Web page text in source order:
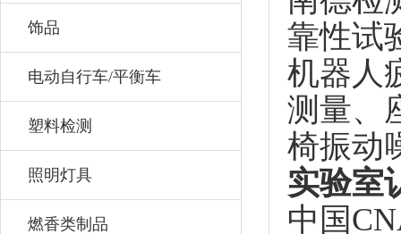
饰品
电动自行车/平衡车
塑料检测
照明灯具
燃香类制品
靠性试
机器人
测量、
椅振动
实验室
中国